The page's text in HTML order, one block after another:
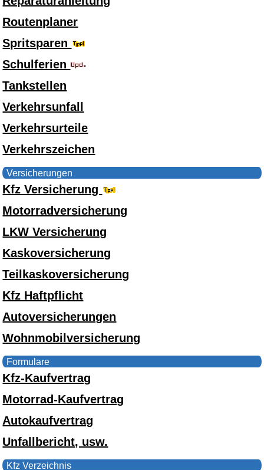
Routenplaner
Spritsparen
Schulferien
Tankstellen
Verkehrsunfall
Verkehrsurteile
Verkehrszeichen
Versicherungen
Kfz Versicherung
Motorradversicherung
LKW Versicherung
Kaskoversicherung
Teilkaskoversicherung
Kfz Haftpflicht
Autoversicherungen
Wohnmobilversicherung
Formulare
Kfz-Kaufvertrag
Motorrad-Kaufvertrag
Autokaufvertrag
Unfallbericht, usw.
Kfz Verzeichnis